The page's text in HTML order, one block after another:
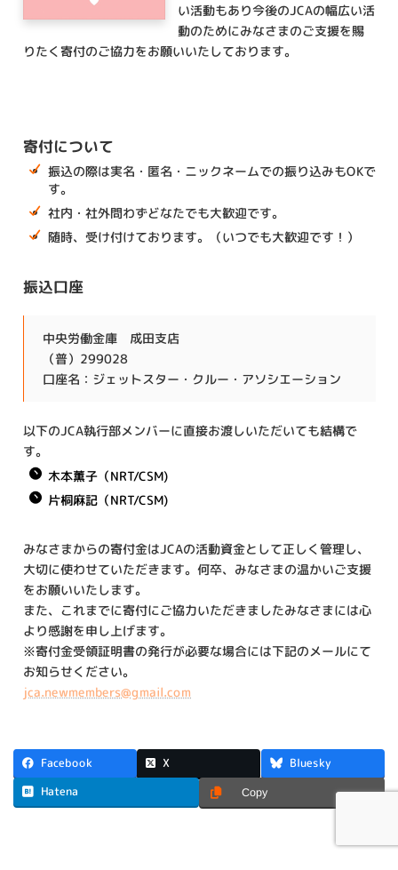
い活動もあり今後のJCAの幅広い活
動のためにみなさまのご支援を賜
りたく寄付のご協力をお願いいたしております。
寄付について
振込の際は実名・匿名・ニックネームでの振り込みもOKで
す。
社内・社外問わずどなたでも大歓迎です。
随時、受け付けております。（いつでも大歓迎です！）
振込口座
中央労働金庫 成田支店
（普）299028
口座名：ジェットスター・クルー・アソシエーション
以下のJCA執行部メンバーに直接お渡しいただいても結構で
す。
木本薫子（NRT/CSM)
片桐麻記（NRT/CSM)
みなさまからの寄付金はJCAの活動資金として正しく管理し、
大切に使わせていただきます。何卒、みなさまの温かいご支援
をお願いいたします。
また、これまでに寄付にご協力いただきましたみなさまには心
より感謝を申し上げます。
※寄付金受領証明書の発行が必要な場合には下記のメールにて
お知らせください。
jca.newmembers@gmail.com
Facebook X Bluesky
Hatena Copy